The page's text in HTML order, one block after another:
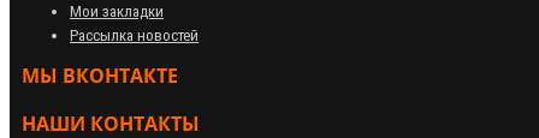
Мои закладки
Рассылка новостей
МЫ ВКОНТАКТЕ
НАШИ КОНТАКТЫ